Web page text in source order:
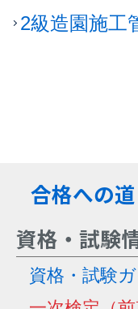
2級造園施工
合格への
資格・試験
資格・試験